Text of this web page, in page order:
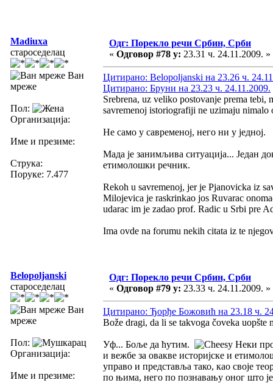
Madiuxa
староседелац
Ван
мреже
Пол:
Организација:
Име и презиме:
Струка:
Поруке: 7.477
Одг: Порекло речи Србин, Срби
« Одговор #78 у: 23.31 ч. 24.11.2009. »
Цитирано: Belopoljanski на 23.26 ч.
Цитирано: Бруни на 23.23 ч. 24.11.2009.
Srebrena, uz veliko postovanje prema
savremenoj istoriografiji ne uzimaju nimalo
Не само у савременој, него ни у једној.
Мада је занимљива ситуација... Један
етимолошки речник.
Rekoh u savremenoj, jer je Pjanovicka iz
Milojevica je raskrinkao jos Ruvarac
udarac im je zadao prof. Radic u Srbi pre
Ima ovde na forumu nekih citata iz te
Belopoljanski
староседелац
Ван
мреже
Пол:
Организација:
Име и презиме:
Одг: Порекло речи Србин, Срби
« Одговор #79 у: 23.33 ч. 24.11.2009. »
Цитирано: Ђорђе Божовић на 23.18 ч.
Bože dragi, da li se takvoga čoveka
Уф... Боље да ћутим.
Неки
и вежбе за овакве историјске и
управо и представља тако, као своје
по њима, него по познавању оног што